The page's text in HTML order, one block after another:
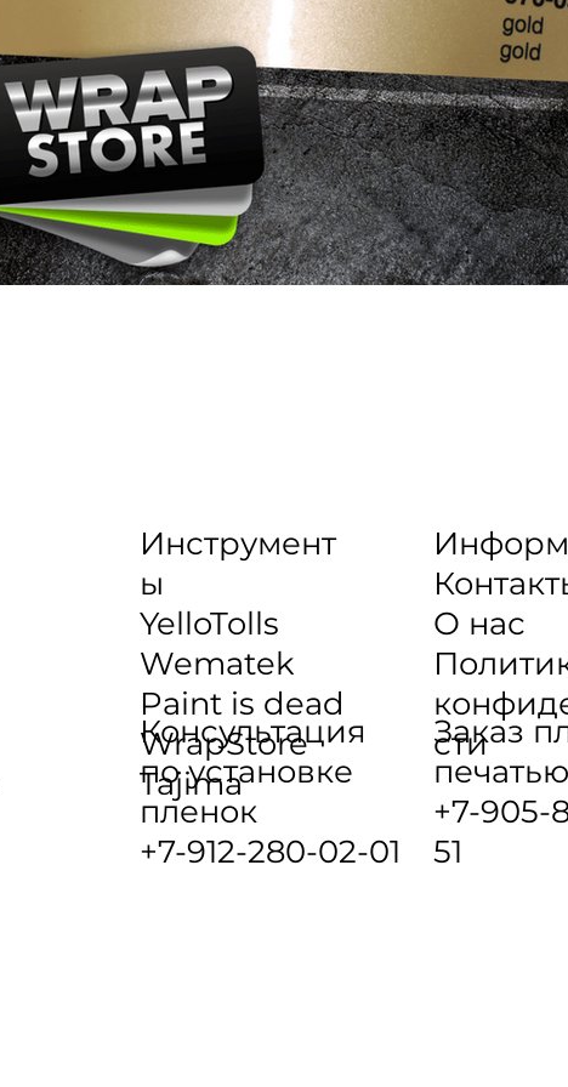
Инструмент
ы
YelloTolls
Wematek
Paint is dead
WrapStore
Tajima
Консультация
по установке
пленок
+7-912-280-02-01
О нас
сти
Заказ
печатью
+7-905-
51